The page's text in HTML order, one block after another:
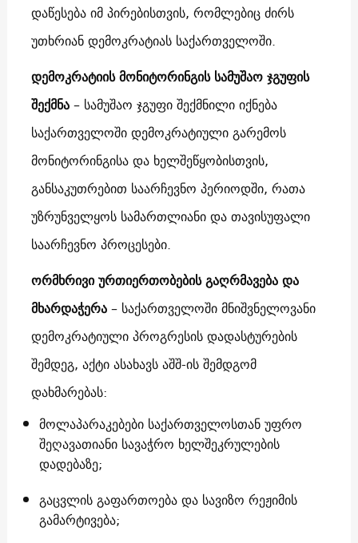
დაწესება იმ პირებისთვის, რომლებიც ძირს
უთხრიან დემოკრატიას საქართველოში.
დემოკრატიის მონიტორინგის სამუშაო ჯგუფის
შექმნა– სამუშაო ჯგუფი შექმნილი იქნება
საქართველოში დემოკრატიული გარემოს
მონიტორინგისა და ხელშეწყობისთვის,
განსაკუთრებით საარჩევნო პერიოდში, რათა
უზრუნველყოს სამართლიანი და თავისუფალი
საარჩევნო პროცესები.
ორმხრივი ურთიერთობების გაღრმავება და
მხარდაჭერა– საქართველოში მნიშვნელოვანი
დემოკრატიული პროგრესის დადასტურების
შემდეგ, აქტი ასახავს აშშ-ის შემდგომ
დახმარებას:
მოლაპარაკებები საქართველოსთან უფრო
შეღავათიანი სავაჭრო ხელშეკრულების
დადებაზე;
გაცვლის გაფართოება და სავიზო რეჟიმის
გამარტივება;